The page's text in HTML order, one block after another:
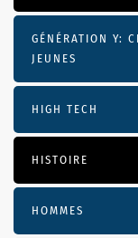
GÉNÉRATION Y:
JEUNES
HIGH TECH
HISTOIRE
HOMMES